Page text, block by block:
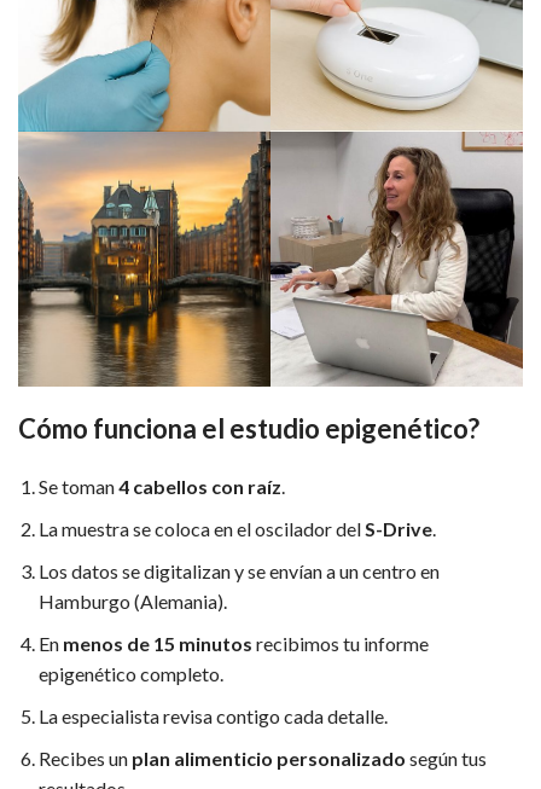
Cómo funciona el estudio epigenético?
Se toman4 cabellos con raíz.
La muestra se coloca en el oscilador delS-Drive.
Los datos se digitalizan y se envían a un centro en
Hamburgo (Alemania).
En menos de 15 minutos recibimos tu informe
epigenético completo.
La especialista revisa contigo cada detalle.
Recibes un plan alimenticio personalizado según tus